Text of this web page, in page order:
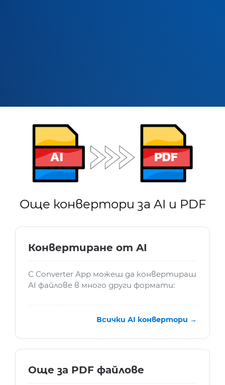
Още конвертори за AI и PDF
Конвертиране от AI
С Converter App можеш да конвертираш
AI файлове в много други формати:
Всички AI конвертори →
Още за PDF файлове